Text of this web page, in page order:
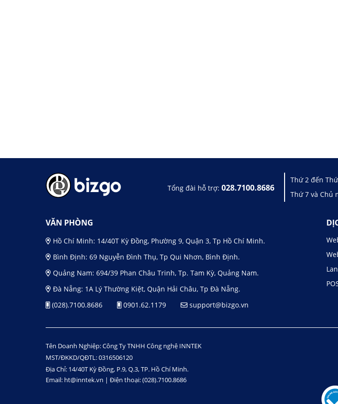
Tổng đài hỗ trợ:028.7100.8686
Thứ 2 đến
Thứ 7 và Chủ
VĂN PHÒNG
Hồ Chí Minh: 14/40T Kỳ Đồng, Phường 9, Quận 3, Tp Hồ Chí Minh.
Bình Định: 69 Nguyễn Đình Thụ, Tp Qui Nhơn, Bình Định.
Quảng Nam: 694/39 Phan Châu Trinh, Tp. Tam Kỳ, Quảng Nam.
Đà Nẵng: 1A Lý Thường Kiệt, Quận Hải Châu, Tp Đà Nẵng.
(028).7100.8686
0901.62.1179 support@bizgo.vn
Tên Doanh Nghiệp: Công Ty TNHH Công nghệ INNTEK
MST/ĐKKD/QĐTL: 0316506120
Địa Chỉ: 14/40T Kỳ Đồng, P.9, Q.3, TP. Hồ Chí Minh.
Email: ht@inntek.vn | Điện thoại: (028).7100.8686